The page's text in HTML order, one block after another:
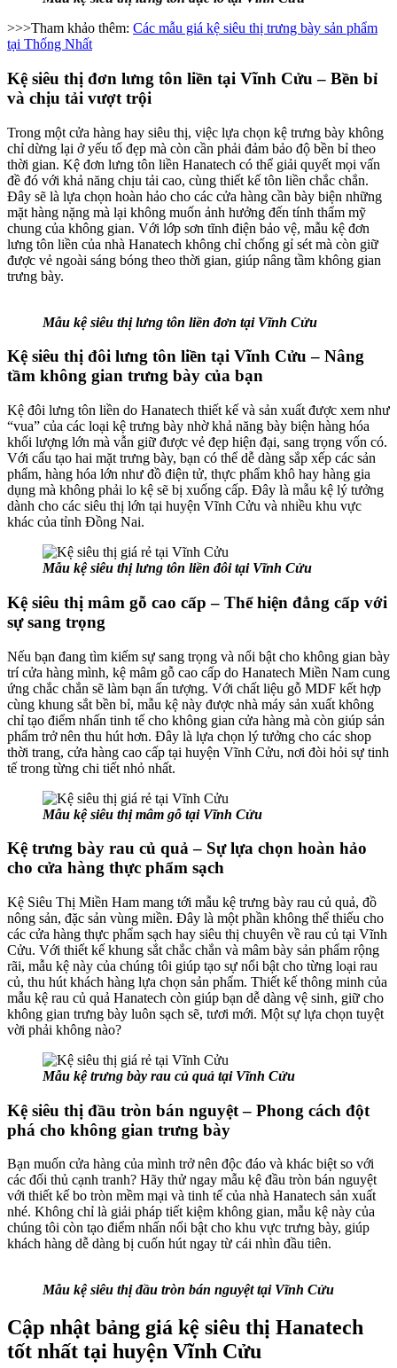
>>>Tham khảo thêm: Các mẫu giá kệ siêu thị trưng bày sản phẩm
tại Thống Nhất
Kệ siêu thị đơn lưng tôn liền tại Vĩnh Cửu – Bền bỉ
và chịu tải vượt trội
Trong một cửa hàng hay siêu thị, việc lựa chọn kệ trưng bày không
chỉ dừng lại ở yếu tố đẹp mà còn cần phải đảm bảo độ bền bỉ theo
thời gian. Kệ đơn lưng tôn liền Hanatech có thể giải quyết mọi vấn
đề đó với khả năng chịu tải cao, cùng thiết kế tôn liền chắc chắn.
Đây sẽ là lựa chọn hoàn hảo cho các cửa hàng cần bày biện những
mặt hàng nặng mà lại không muốn ảnh hưởng đến tính thẩm mỹ
chung của không gian. Với lớp sơn tĩnh điện bảo vệ, mẫu kệ đơn
lưng tôn liền của nhà Hanatech không chỉ chống gỉ sét mà còn giữ
được vẻ ngoài sáng bóng theo thời gian, giúp nâng tầm không gian
trưng bày.
Mẫu kệ siêu thị lưng tôn liền đơn tại Vĩnh Cửu
Kệ siêu thị đôi lưng tôn liền tại Vĩnh Cửu – Nâng
tầm không gian trưng bày của bạn
Kệ đôi lưng tôn liền do Hanatech thiết kế và sản xuất được xem như
“vua” của các loại kệ trưng bày nhờ khả năng bày biện hàng hóa
khối lượng lớn mà vẫn giữ được vẻ đẹp hiện đại, sang trọng vốn có.
Với cấu tạo hai mặt trưng bày, bạn có thể dễ dàng sắp xếp các sản
phẩm, hàng hóa lớn như đồ điện tử, thực phẩm khô hay hàng gia
dụng mà không phải lo kệ sẽ bị xuống cấp. Đây là mẫu kệ lý tưởng
dành cho các siêu thị lớn tại huyện Vĩnh Cửu và nhiều khu vực
khác của tỉnh Đồng Nai.
Mẫu kệ siêu thị lưng tôn liền đôi tại Vĩnh Cửu
Kệ siêu thị mâm gỗ cao cấp – Thể hiện đẳng cấp với
sự sang trọng
Nếu bạn đang tìm kiếm sự sang trọng và nổi bật cho không gian bày
trí cửa hàng mình, kệ mâm gỗ cao cấp do Hanatech Miền Nam cung
ứng chắc chắn sẽ làm bạn ấn tượng. Với chất liệu gỗ MDF kết hợp
cùng khung sắt bền bỉ, mẫu kệ này được nhà máy sản xuất không
chỉ tạo điểm nhấn tinh tế cho không gian cửa hàng mà còn giúp sản
phẩm trở nên thu hút hơn. Đây là lựa chọn lý tưởng cho các shop
thời trang, cửa hàng cao cấp tại huyện Vĩnh Cửu, nơi đòi hỏi sự tinh
tế trong từng chi tiết nhỏ nhất.
Mẫu kệ siêu thị mâm gỗ tại Vĩnh Cửu
Kệ trưng bày rau củ quả – Sự lựa chọn hoàn hảo
cho cửa hàng thực phẩm sạch
Kệ Siêu Thị Miền Ham mang tới mẫu kệ trưng bày rau củ quả, đồ
nông sản, đặc sản vùng miền. Đây là một phần không thể thiếu cho
các cửa hàng thực phẩm sạch hay siêu thị chuyên về rau củ tại Vĩnh
Cửu. Với thiết kế khung sắt chắc chắn và mâm bày sản phẩm rộng
rãi, mẫu kệ này của chúng tôi giúp tạo sự nổi bật cho từng loại rau
củ, thu hút khách hàng lựa chọn sản phẩm. Thiết kế thông minh của
mẫu kệ rau củ quả Hanatech còn giúp bạn dễ dàng vệ sinh, giữ cho
không gian trưng bày luôn sạch sẽ, tươi mới. Một sự lựa chọn tuyệt
vời phải không nào?
Mẫu kệ trưng bày rau củ quả tại Vĩnh Cửu
Kệ siêu thị đầu tròn bán nguyệt – Phong cách đột
phá cho không gian trưng bày
Bạn muốn cửa hàng của mình trở nên độc đáo và khác biệt so với
các đối thủ cạnh tranh? Hãy thử ngay mẫu kệ đầu tròn bán nguyệt
với thiết kế bo tròn mềm mại và tinh tế của nhà Hanatech sản xuất
nhé. Không chỉ là giải pháp tiết kiệm không gian, mẫu kệ này của
chúng tôi còn tạo điểm nhấn nổi bật cho khu vực trưng bày, giúp
khách hàng dễ dàng bị cuốn hút ngay từ cái nhìn đầu tiên.
Mẫu kệ siêu thị đầu tròn bán nguyệt tại Vĩnh Cửu
Cập nhật bảng giá kệ siêu thị Hanatech
tốt nhất tại huyện Vĩnh Cửu